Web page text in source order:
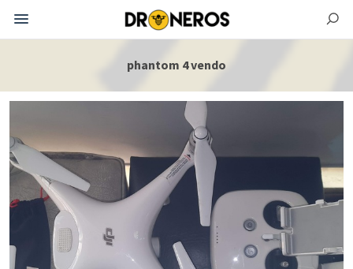
phantom 4 vendo